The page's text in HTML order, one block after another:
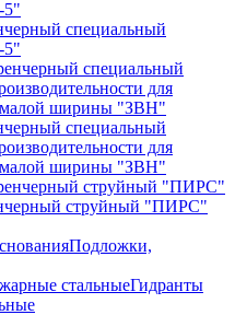
специальный
специальный
для
малой ширины "ЗВН"
струйный "ПИРС"
Подложки,
Гидранты